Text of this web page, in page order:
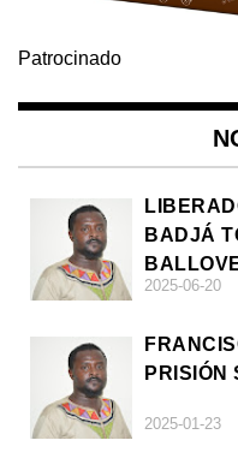
Patrocinado
BADJÁ
2025-06-20
PRISIÓN
2025-01-23